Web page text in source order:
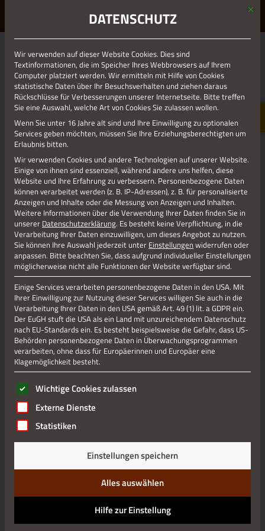
ERLEBE STOLBERG.ERLEBE DICH.
Datenschutz
Impressum
Mit
DATENSCHUTZ
Wir verwenden auf dieser Website Cookies. Dies sind
Textinformationen, die im Speicher Ihres Webbrowsers auf Ihrem
Computer platziert werden. Wir ermitteln mit Hilfe von Cookies
statistische Daten über Ihr Besuchsverhalten und ziehen daraus
Rückschlüsse für Verbesserungen unserer Internetseite. Bitte treffen
Sie eine Auswahl, welche Art von Cookies Sie zulassen wollen.
Wenn Sie unter 16 Jahre alt sind und Ihre Einwilligung zu optionalen
Services geben möchten, müssen Sie Ihre Erziehungsberechtigten um
Erlaubnis bitten.
Wir verwenden Cookies und andere Technologien auf unserer Website.
Einige von ihnen sind essenziell, während andere uns helfen, diese
Website und Ihre Erfahrung zu verbessern. Personenbezogene Daten
können verarbeitet werden (z. B. IP-Adressen), z. B. für personalisierte
Anzeigen und Inhalte oder die Messung von Anzeigen und Inhalten.
Weitere Informationen über die Verwendung Ihrer Daten finden Sie in
unserer Datenschutzerklärung. Es besteht keine Verpflichtung, in die
Verarbeitung Ihrer Daten einzuwilligen, um dieses Angebot zu nutzen.
Sie können Ihre Auswahl jederzeit unter Einstellungen widerrufen oder
anpassen. Bitte beachten Sie, dass aufgrund individueller Einstellungen
möglicherweise nicht alle Funktionen der Website verfügbar sind.
Einige Services verarbeiten personenbezogene Daten in den USA. Mit
Ihrer Einwilligung zur Nutzung dieser Services willigen Sie auch in die
Verarbeitung Ihrer Daten in den USA gemäß Art. 49 (1) lit. a GDPR ein.
Der EuGH stuft die USA als ein Land mit unzureichendem Datenschutz
nach EU-Standards ein. Es besteht beispielsweise die Gefahr, dass US-
Behörden personenbezogene Daten in Überwachungsprogrammen
verarbeiten, ohne dass für Europäerinnen und Europäer eine
Klagemöglichkeit besteht.
Es folgt eine Liste der Service-Gruppen, für die eine
Wichtige Cookies zulassen
Externe Dienste
Statistiken
Einstellungen speichern
Alles auswählen
Hilfe zur Einstellung